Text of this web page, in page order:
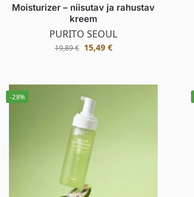
Moisturizer – niisutav ja rahustav
kreem
PURITO SEOUL
19,89€ 15,49 €
-28%